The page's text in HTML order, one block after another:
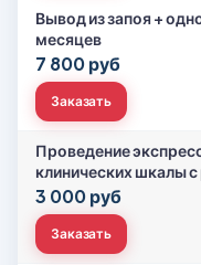
Вывод из запоя +
месяцев
7 800 руб
Заказать
Проведение
клинических шкалы
3 000 руб
Заказать